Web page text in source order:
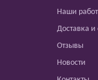
Наши
Доставка и
Отзывы
Новости